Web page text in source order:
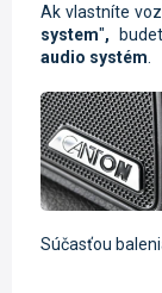
Ak vlastníte
system",
audio systém
Súčasťou